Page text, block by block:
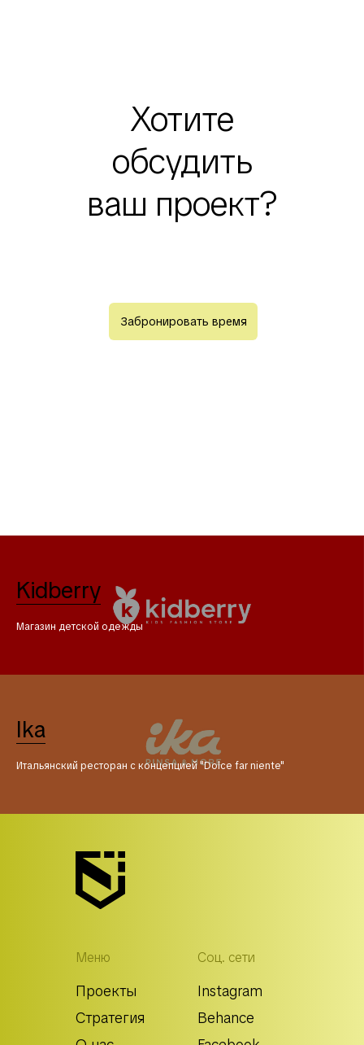
Забронировать время
Хотите
обсудить
ваш проект?
Kidberry
Магазин детской одежды
Ika
Итальянский ресторан с концепцией "Dolce far niente"
Меню
Стратегия
Проекты
Соц. сети
Behance
Instagram